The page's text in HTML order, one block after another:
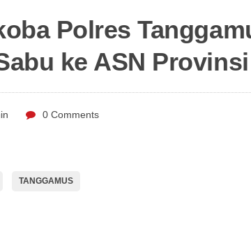
Polres
ke ASN
0 Comments
TANGGAMUS